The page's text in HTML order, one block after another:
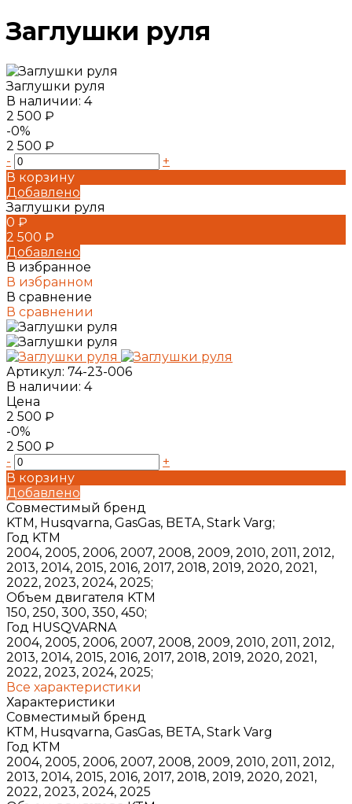
Заглушки руля
Заглушки руля
В наличии: 4
2 500 ₽
-0%
2 500 ₽
-
+
В корзину
Добавлено
Заглушки руля
0 ₽
2 500 ₽
Добавлено
В избранное
В избранном
В сравнение
В сравнении
Артикул: 74-23-006
В наличии: 4
Цена
2 500 ₽
-0%
2 500 ₽
-
+
В корзину
Добавлено
Совместимый бренд
KTM, Husqvarna, GasGas, BETA, Stark Varg;
Год KTM
2004, 2005, 2006, 2007, 2008, 2009, 2010, 2011, 2012,
2013, 2014, 2015, 2016, 2017, 2018, 2019, 2020, 2021,
2022, 2023, 2024, 2025;
Объем двигателя KTM
150, 250, 300, 350, 450;
Год HUSQVARNA
2004, 2005, 2006, 2007, 2008, 2009, 2010, 2011, 2012,
2013, 2014, 2015, 2016, 2017, 2018, 2019, 2020, 2021,
2022, 2023, 2024, 2025;
Все характеристики
Характеристики
Совместимый бренд
KTM, Husqvarna, GasGas, BETA, Stark Varg
Год KTM
2004, 2005, 2006, 2007, 2008, 2009, 2010, 2011, 2012,
2013, 2014, 2015, 2016, 2017, 2018, 2019, 2020, 2021,
2022, 2023, 2024, 2025